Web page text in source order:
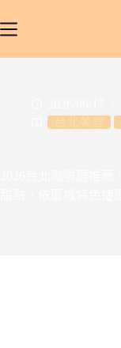
至